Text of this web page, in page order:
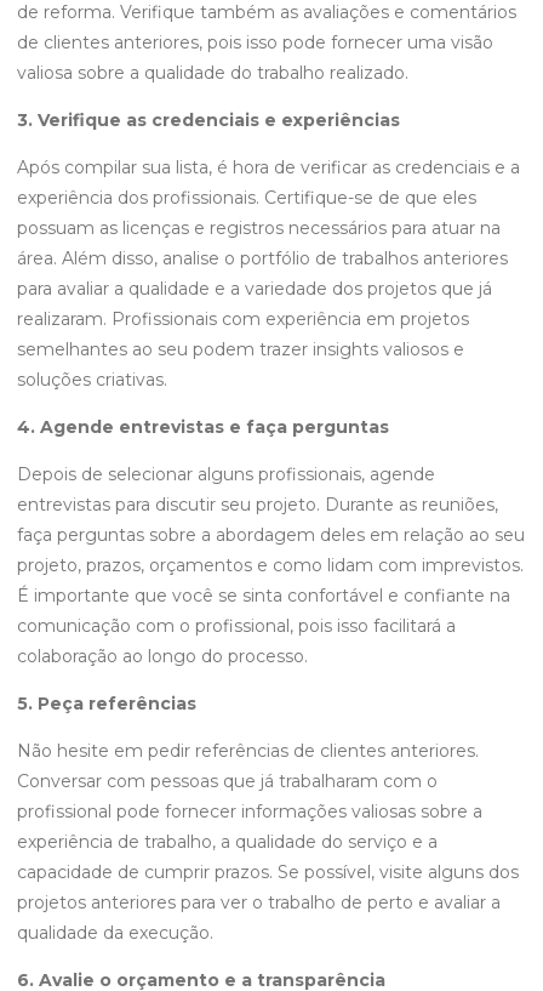
de reforma. Verifique também as avaliações e comentários
de clientes anteriores, pois isso pode fornecer uma visão
valiosa sobre a qualidade do trabalho realizado.
3. Verifique as credenciais e experiências
Após compilar sua lista, é hora de verificar as credenciais e a
experiência dos profissionais. Certifique-se de que eles
possuam as licenças e registros necessários para atuar na
área. Além disso, analise o portfólio de trabalhos anteriores
para avaliar a qualidade e a variedade dos projetos que já
realizaram. Profissionais com experiência em projetos
semelhantes ao seu podem trazer insights valiosos e
soluções criativas.
4. Agende entrevistas e faça perguntas
Depois de selecionar alguns profissionais, agende
entrevistas para discutir seu projeto. Durante as reuniões,
faça perguntas sobre a abordagem deles em relação ao seu
projeto, prazos, orçamentos e como lidam com imprevistos.
É importante que você se sinta confortável e confiante na
comunicação com o profissional, pois isso facilitará a
colaboração ao longo do processo.
5. Peça referências
Não hesite em pedir referências de clientes anteriores.
Conversar com pessoas que já trabalharam com o
profissional pode fornecer informações valiosas sobre a
experiência de trabalho, a qualidade do serviço e a
capacidade de cumprir prazos. Se possível, visite alguns dos
projetos anteriores para ver o trabalho de perto e avaliar a
qualidade da execução.
6. Avalie o orçamento e a transparência